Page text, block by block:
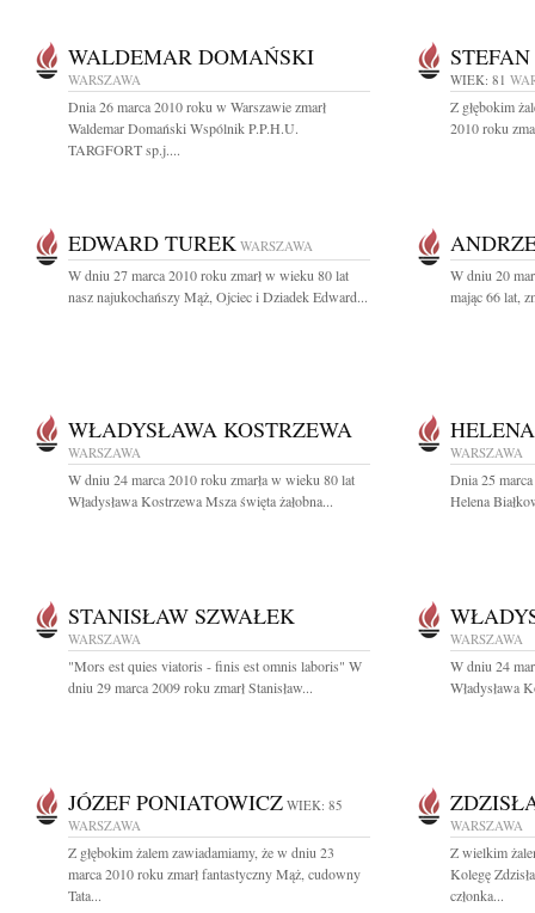
WALDEMAR DOMAŃSKI
WARSZAWA
Dnia 26 marca 2010 roku w Warszawie zmarł
Waldemar Domański Wspólnik P.P.H.U.
TARGFORT sp.j....
WIEK: 81
Z głębokim
2010 roku
EDWARD TUREK WARSZAWA
W dniu 27 marca 2010 roku zmarł w wieku 80 lat
nasz najukochańszy Mąż, Ojciec i Dziadek Edward...
W dniu 20
mając 66 lat,
WŁADYSŁAWA KOSTRZEWA
WARSZAWA
W dniu 24 marca 2010 roku zmarła w wieku 80 lat
Władysława Kostrzewa Msza święta żałobna...
WARSZAWA
Dnia 25
Helena
STANISŁAW SZWAŁEK
WARSZAWA
"Mors est quies viatoris - finis est omnis laboris" W
dniu 29 marca 2009 roku zmarł Stanisław...
WARSZAWA
W dniu 24
Władysława
JÓZEF PONIATOWICZ WIEK: 85
WARSZAWA
Z głębokim żalem zawiadamiamy, że w dniu 23
marca 2010 roku zmarł fantastyczny Mąż, cudowny
Tata...
WARSZAWA
Z wielkim
Kolegę
członka...